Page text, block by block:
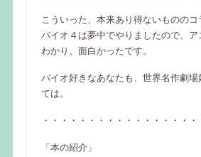
こういった、本来あり得ないものの
バイオ４は夢中でやりましたので、
わかり、面白かったです。
バイオ好きなあなたも、世界名作劇
ては。
・・・・・・・・・・・・・・・・・
「本の紹介」